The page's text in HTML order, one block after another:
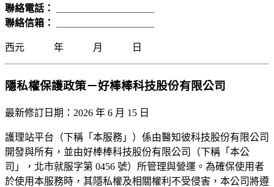
聯絡電話：
聯絡信箱：
西元 年 月 日
隱私權保護政策－好棒棒科技股份有限公司
最新修訂日期：2026 年 6 月 15 日
護理站平台（下稱「本服務」）係由醫知彼科技股份有限公司
開發與所有，並由好棒棒科技股份有限公司（下稱「本公
司」，北市就服字第 0456 號）所管理與營運。為確保使用者
於使用本服務時，其隱私權及相關權利不受侵害，本公司將遵